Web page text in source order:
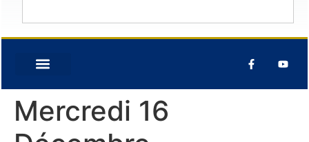
Mercredi 16